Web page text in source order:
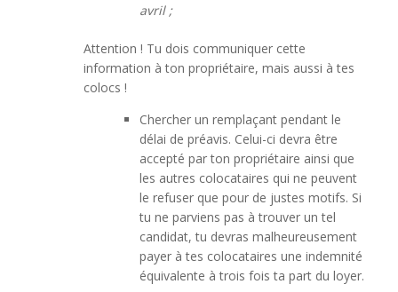
avril ;
Attention ! Tu dois communiquer cette
information à ton propriétaire, mais aussi à tes
colocs !
Chercher un remplaçant pendant le
délai de préavis. Celui-ci devra être
accepté par ton propriétaire ainsi que
les autres colocataires qui ne peuvent
le refuser que pour de justes motifs. Si
tu ne parviens pas à trouver un tel
candidat, tu devras malheureusement
payer à tes colocataires une indemnité
équivalente à trois fois ta part du loyer.